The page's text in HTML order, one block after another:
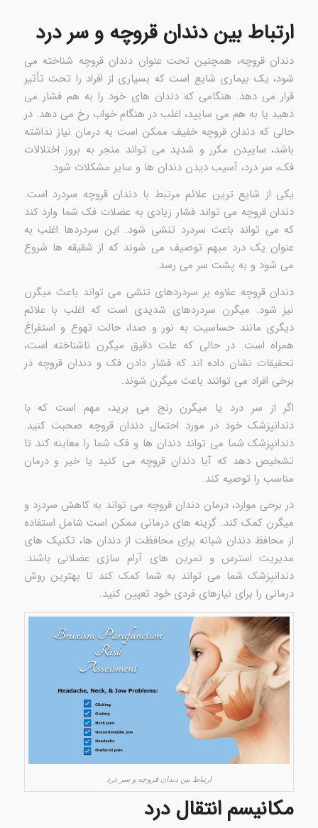
ارتباط بین دندان قروچه و سر درد
دندان قروچه، همچنین تحت عنوان دندان قروچه شناخته می
شود، یک بیماری شایع است که بسیاری از افراد را تحت تأثیر
قرار می دهد. هنگامی که دندان های خود را به هم فشار می
دهید یا به هم می سایید، اغلب در هنگام خواب رخ می دهد. در
حالی که دندان قروچه خفیف ممکن است به درمان نیاز نداشته
باشد، ساییدن مکرر و شدید می تواند منجر به بروز اختلالات
فک، سر درد، آسیب دیدن دندان ها و سایر مشکلات شود.
یکی از شایع ترین علائم مرتبط با دندان قروچه سردرد است.
دندان قروچه می تواند فشار زیادی به عضلات فک شما وارد کند
که می تواند باعث سردرد تنشی شود. این سردردها اغلب به
عنوان یک درد مبهم توصیف می شوند که از شقیقه ها شروع
می شود و به پشت سر می رسد.
دندان قروچه علاوه بر سردردهای تنشی می تواند باعث میگرن
نیز شود. میگرن سردردهای شدیدی است که اغلب با علائم
دیگری مانند حساسیت به نور و صدا، حالت تهوع و استفراغ
همراه است. در حالی که علت دقیق میگرن ناشناخته است،
تحقیقات نشان داده اند که فشار دادن فک و دندان قروچه در
برخی افراد می توانند باعث میگرن شوند.
اگر از سر درد یا میگرن رنج می برید، مهم است که با
دندانپزشک خود در مورد احتمال دندان قروچه صحبت کنید.
دندانپزشک شما می تواند دندان ها و فک شما را معاینه کند تا
تشخیص دهد که آیا دندان قروچه می کنید یا خیر و درمان
مناسب را توصیه کند.
در برخی موارد، درمان دندان قروچه می تواند به کاهش سردرد و
میگرن کمک کند. گزینه های درمانی ممکن است شامل استفاده
از محافظ دندان شبانه برای محافظت از دندان ها، تکنیک های
مدیریت استرس و تمرین های آرام سازی عضلانی باشند.
دندانپزشک شما می تواند به شما کمک کند تا بهترین روش
درمانی را برای نیازهای فردی خود تعیین کنید.
ارتباط بین دندان قروچه و سر درد
مکانیسم انتقال درد